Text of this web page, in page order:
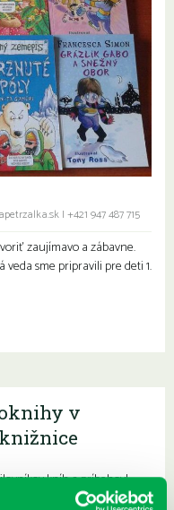
| +421 947 487 715
zaujímavo a zábavne.
sme pripravili pre deti 1.
v
kníh a príbehov!
požičať klasické